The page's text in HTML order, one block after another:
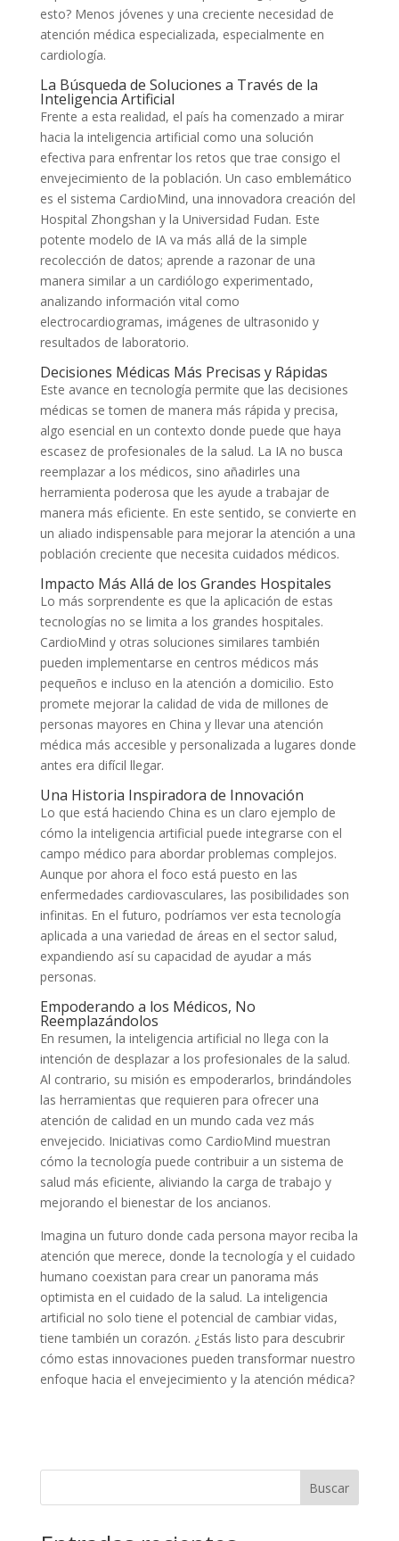
esto? Menos jóvenes y una creciente necesidad de
atención médica especializada, especialmente en
cardiología.
La Búsqueda de Soluciones a Través de la
Inteligencia Artificial
Frente a esta realidad, el país ha comenzado a mirar
hacia la inteligencia artificial como una solución
efectiva para enfrentar los retos que trae consigo el
envejecimiento de la población. Un caso emblemático
es el sistema CardioMind, una innovadora creación del
Hospital Zhongshan y la Universidad Fudan. Este
potente modelo de IA va más allá de la simple
recolección de datos; aprende a razonar de una
manera similar a un cardiólogo experimentado,
analizando información vital como
electrocardiogramas, imágenes de ultrasonido y
resultados de laboratorio.
Decisiones Médicas Más Precisas y Rápidas
Este avance en tecnología permite que las decisiones
médicas se tomen de manera más rápida y precisa,
algo esencial en un contexto donde puede que haya
escasez de profesionales de la salud. La IA no busca
reemplazar a los médicos, sino añadirles una
herramienta poderosa que les ayude a trabajar de
manera más eficiente. En este sentido, se convierte en
un aliado indispensable para mejorar la atención a una
población creciente que necesita cuidados médicos.
Impacto Más Allá de los Grandes Hospitales
Lo más sorprendente es que la aplicación de estas
tecnologías no se limita a los grandes hospitales.
CardioMind y otras soluciones similares también
pueden implementarse en centros médicos más
pequeños e incluso en la atención a domicilio. Esto
promete mejorar la calidad de vida de millones de
personas mayores en China y llevar una atención
médica más accesible y personalizada a lugares donde
antes era difícil llegar.
Una Historia Inspiradora de Innovación
Lo que está haciendo China es un claro ejemplo de
cómo la inteligencia artificial puede integrarse con el
campo médico para abordar problemas complejos.
Aunque por ahora el foco está puesto en las
enfermedades cardiovasculares, las posibilidades son
infinitas. En el futuro, podríamos ver esta tecnología
aplicada a una variedad de áreas en el sector salud,
expandiendo así su capacidad de ayudar a más
personas.
Empoderando a los Médicos, No
Reemplazándolos
En resumen, la inteligencia artificial no llega con la
intención de desplazar a los profesionales de la salud.
Al contrario, su misión es empoderarlos, brindándoles
las herramientas que requieren para ofrecer una
atención de calidad en un mundo cada vez más
envejecido. Iniciativas como CardioMind muestran
cómo la tecnología puede contribuir a un sistema de
salud más eficiente, aliviando la carga de trabajo y
mejorando el bienestar de los ancianos.
Imagina un futuro donde cada persona mayor reciba la
atención que merece, donde la tecnología y el cuidado
humano coexistan para crear un panorama más
optimista en el cuidado de la salud. La inteligencia
artificial no solo tiene el potencial de cambiar vidas,
tiene también un corazón. ¿Estás listo para descubrir
cómo estas innovaciones pueden transformar nuestro
enfoque hacia el envejecimiento y la atención médica?
Buscar